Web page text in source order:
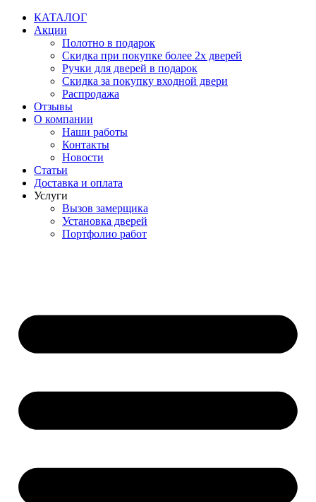
Перейти
содержимому
КАТАЛОГ
Акции
Полотно в подарок
Скидка при покупке более 2х дверей
Ручки для дверей в подарок
Скидка за покупку входной двери
Распродажа
Отзывы
О компании
Наши работы
Контакты
Новости
Статьи
Доставка и оплата
Услуги
Вызов замерщика
Установка дверей
Портфолио работ